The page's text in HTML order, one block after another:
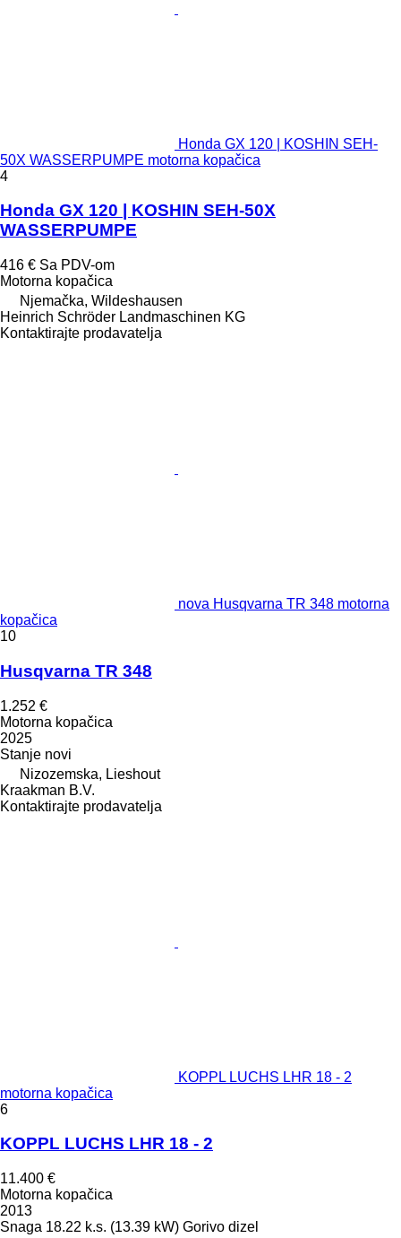
Honda GX 120 | KOSHIN SEH-
50X WASSERPUMPE motorna kopačica
4
Honda GX 120 | KOSHIN SEH-50X
WASSERPUMPE
416 € Sa PDV-om
Motorna kopačica
Njemačka, Wildeshausen
Heinrich Schröder Landmaschinen KG
Kontaktirajte prodavatelja
nova Husqvarna TR 348 motorna
kopačica
10
Husqvarna TR 348
1.252 €
Motorna kopačica
2025
Stanje novi
Nizozemska, Lieshout
Kraakman B.V.
Kontaktirajte prodavatelja
KOPPL LUCHS LHR 18 - 2
motorna kopačica
6
KOPPL LUCHS LHR 18 - 2
11.400 €
Motorna kopačica
2013
Snaga 18.22 k.s. (13.39 kW) Gorivo dizel